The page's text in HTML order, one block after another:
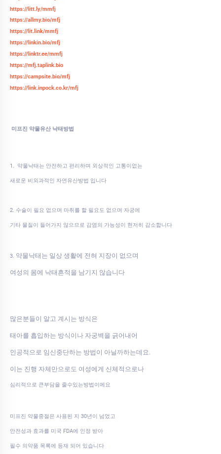
https://litt.ly/mmfj
https://allmy.bio/mfj
https://lit.link/mmfj
https://linkin.bio/mfj
https://linktr.ee/mmfj
https://mfj.taplink.bio
https://campsite.bio/mfj
https://link.inpock.co.kr/mfj
미프진 약물유산 낙태방법
1. 약물낙태는 안전하고 편리하며 외상적인 고통이없는
새로운 비외과적인 자연유산방법 입니다
2. 수술이 필요 없으며 마취를 할 필요도 없으며 자궁에
기타 물질이 들어가지 않으므로 감염의 가능성이 현저히 감소합니다
3. 약물낙태는 일상 생활에 전혀 지장이 없으며
여성의 몸에 낙태흔적을 남기지 않습니다
많은분들이 알고 계시는 방식은
태아를 흡입하는 방식이나 자궁벽을 긁어내어
인공적으로 임신중단하는 방법이 아닐까하는데요.
이는 진행 자체만으로도 여성에게 신체적으로나
심리적으로 큰부담을 줄수있는방법이에요
미프진 약물중절은 사용된 지 30년이 넘었고
안전성과 효과를 미국 FDA에 인정 받아
필수 의약품 목록에 등재 되어 있습니다